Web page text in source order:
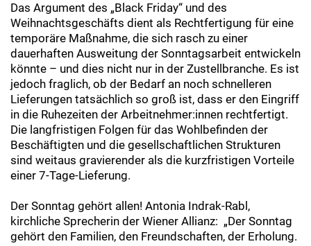
Das Argument des „Black Friday“ und des
Weihnachtsgeschäfts dient als Rechtfertigung für eine
temporäre Maßnahme, die sich rasch zu einer
dauerhaften Ausweitung der Sonntagsarbeit entwickeln
könnte – und dies nicht nur in der Zustellbranche. Es ist
jedoch fraglich, ob der Bedarf an noch schnelleren
Lieferungen tatsächlich so groß ist, dass er den Eingriff
in die Ruhezeiten der Arbeitnehmer:innen rechtfertigt.
Die langfristigen Folgen für das Wohlbefinden der
Beschäftigten und die gesellschaftlichen Strukturen
sind weitaus gravierender als die kurzfristigen Vorteile
einer 7-Tage-Lieferung.
Der Sonntag gehört allen! Antonia Indrak-Rabl,
kirchliche Sprecherin der Wiener Allianz: „Der Sonntag
gehört den Familien, den Freundschaften, der Erholung.